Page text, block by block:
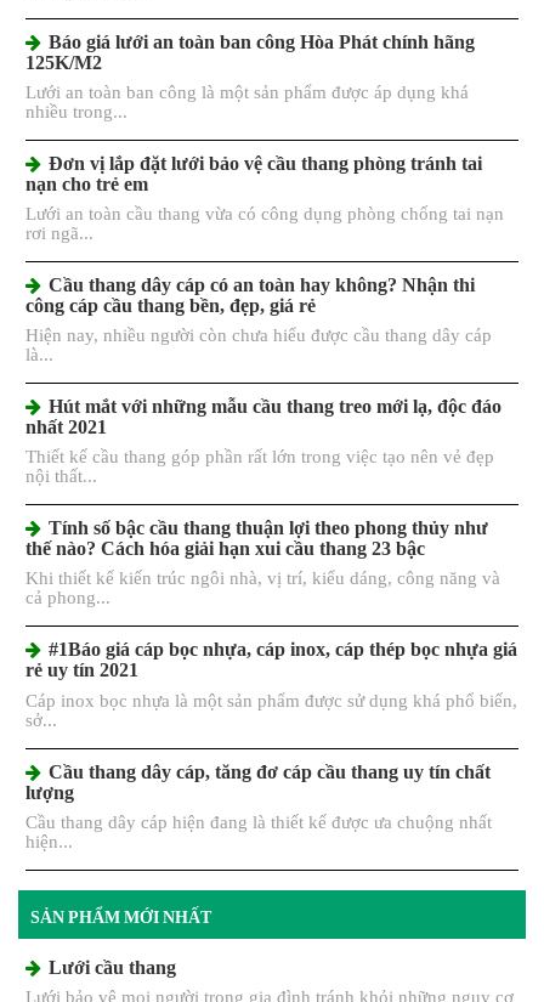
Báo giá lưới an toàn ban công Hòa Phát chính hãng
125K/M2
Lưới an toàn ban công là một sản phẩm được áp dụng khá
nhiều trong...
Đơn vị lắp đặt lưới bảo vệ cầu thang phòng tránh tai
nạn cho trẻ em
Lưới an toàn cầu thang vừa có công dụng phòng chống tai nạn
rơi ngã...
Cầu thang dây cáp có an toàn hay không? Nhận thi
công cáp cầu thang bền, đẹp, giá rẻ
Hiện nay, nhiều người còn chưa hiểu được cầu thang dây cáp
là...
Hút mắt với những mẫu cầu thang treo mới lạ, độc đáo
nhất 2021
Thiết kế cầu thang góp phần rất lớn trong việc tạo nên vẻ đẹp
nội thất...
Tính số bậc cầu thang thuận lợi theo phong thủy như
thế nào? Cách hóa giải hạn xui cầu thang 23 bậc
Khi thiết kế kiến trúc ngôi nhà, vị trí, kiểu dáng, công năng và
cả phong...
#1Báo giá cáp bọc nhựa, cáp inox, cáp thép bọc nhựa giá
rẻ uy tín 2021
Cáp inox bọc nhựa là một sản phẩm được sử dụng khá phổ biến,
sở...
Cầu thang dây cáp, tăng đơ cáp cầu thang uy tín chất
lượng
Cầu thang dây cáp hiện đang là thiết kế được ưa chuộng nhất
hiện...
SẢN PHẨM MỚI NHẤT
Lưới cầu thang
Lưới bảo vệ mọi người trong gia đình tránh khỏi những nguy cơ